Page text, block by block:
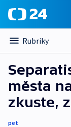
Rubriky
města
zkuste,
pet